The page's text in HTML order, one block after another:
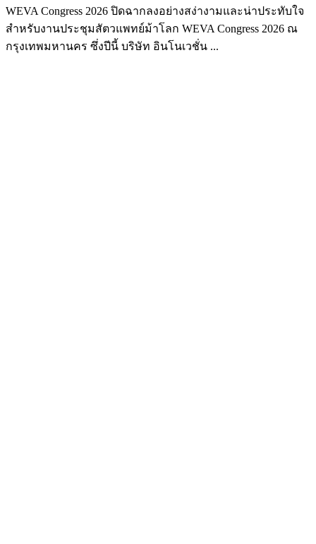
WEVA Congress 2026 ปิดฉากลงอย่างสง่างามและน่าประทับใจ
สำหรับงานประชุมสัตวแพทย์ม้าโลก WEVA Congress 2026 ณ
กรุงเทพมหานคร ซึ่งปีนี้ บริษัท อินโนเวชั่น ...